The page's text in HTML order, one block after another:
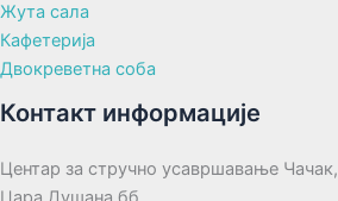
Жута сала
Кафетерија
Двокреветна соба
Контакт информације
Центар за стручно усавршавање Чачак,